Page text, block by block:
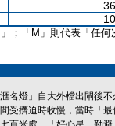
；「M」則代表「任何
名燈」自大外檔出閘後
受擠迫時收慢，當時「